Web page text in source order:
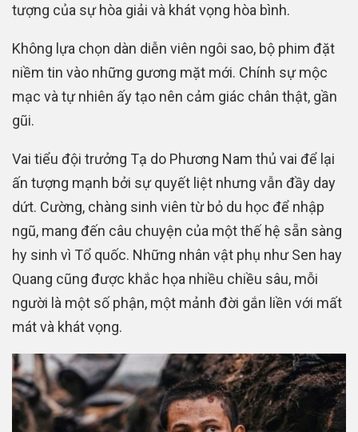
tượng của sự hòa giải và khát vọng hòa bình.
Không lựa chọn dàn diễn viên ngôi sao, bộ phim đặt
niềm tin vào những gương mặt mới. Chính sự mộc
mạc và tự nhiên ấy tạo nên cảm giác chân thật, gần
gũi.
Vai tiểu đội trưởng Tạ do Phương Nam thủ vai để lại
ấn tượng mạnh bởi sự quyết liệt nhưng vẫn đầy day
dứt. Cường, chàng sinh viên từ bỏ du học để nhập
ngũ, mang đến câu chuyện của một thế hệ sẵn sàng
hy sinh vì Tổ quốc. Những nhân vật phụ như Sen hay
Quang cũng được khắc họa nhiều chiều sâu, mỗi
người là một số phận, một mảnh đời gắn liền với mất
mát và khát vọng.